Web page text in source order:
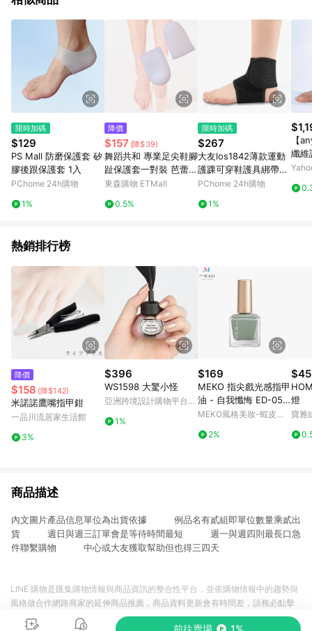
3. 訂單回饋金額將扣除運費/購物金/超贈點/福利金/紅利折抵/折
價券等虛擬貨幣折抵 4. 大宗採購或批發轉賣不具回饋資格： 如
有相關事證認定您為大宗採購、批發轉賣而非最終消費使用者，
相關認定以Yahoo購物中心之認定為準
限時加碼
$129
PS Mall 防磨保護套 矽
膠後跟保護套 1入
PChome 24h購物
1%
降價
$157 (降$39)
舞蹈共和 專業足尖鞋腳
趾保護套一對裝 芭蕾舞
硅膠趾套軟彈啫喱
東森購物 ETMall
0.5%
限時加碼
$267
大友los1842薄款運動
護踝可穿鞋護具綁帶透
氣護腳套加壓繃帶籃球
PChome 24h購物
1%
【
纖維
菌)2
熱銷排行榜
降價
$158 (降$142)
米諾諾鷹嘴指甲鉗
一品川流居家生活館
3%
$396
WS1598 大驚小怪
亞洲跨境設計購物平台
1%
$169
MEKO 指尖戲光感指甲
油 - 自我懺悔 ED-055
【官方旗艦館】
MEKO風格美妝-蝦皮官
2%
燈
寶雅
商品描述
內文圖片產品信息單位為出貨依據 例品名有貳組即單位數量乘貳出
貨 週日與週三訂單會是等待時間最短 週一與週四則最長口急
件聯繫購物 中心或大友獲取幫助但也得三四天
前往賣場 1%
LINE 購物是匯集購物情報與商品資訊的整合性平台，並依購物情報中的趨勢與
風格做合作網路商家的延伸商品推薦，商品資料更新會有時間差，請務必點擊
商品至各合作網路商家，確認現售價與購物條件，一切資訊以合作廠商網頁為